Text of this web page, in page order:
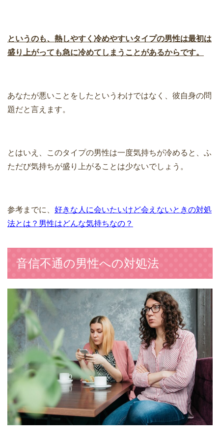
というのも、熱しやすく冷めやすいタイプの男性は最初は
盛り上がっても急に冷めてしまうことがあるからです。
あなたが悪いことをしたというわけではなく、彼自身の問
題だと言えます。
とはいえ、このタイプの男性は一度気持ちが冷めると、ふ
ただび気持ちが盛り上がることは少ないでしょう。
参考までに、 好きな人に会いたいけど会えないときの対処
法とは？男性はどんな気持ちなの？
音信不通の男性への対処法